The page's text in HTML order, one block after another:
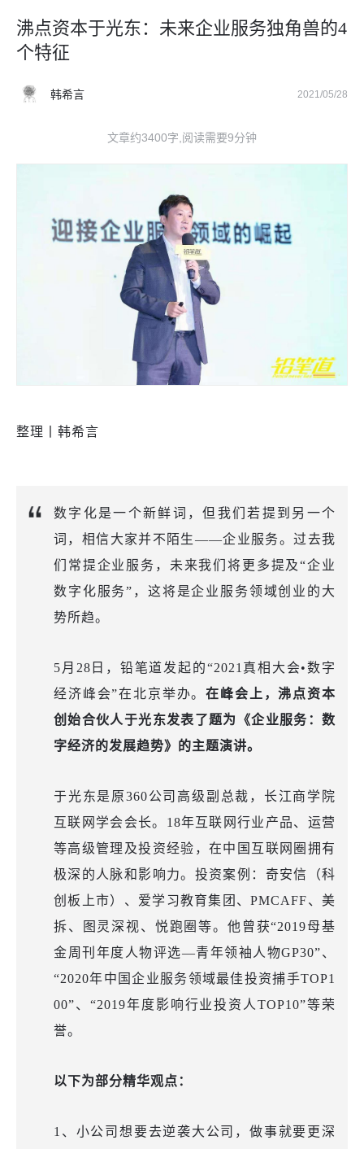
沸点资本于光东：未来企业服务独角兽的4
个特征
韩希言 2021/05/28
文章约3400字,阅读需要9分钟
整理丨韩希言
数字化是一个新鲜词，但我们若提到另一个
词，相信大家并不陌生——企业服务。过去我
们常提企业服务，未来我们将更多提及“企业
数字化服务” ，这将是企业服务领域创业的 大
势所趋。
5月28日，铅笔道发起的“2021真相大会•数字
经济峰会”在北京举办。在峰会上，沸点资本
创始合伙人于光东发表了题为《企业服务：数
字经济的发展趋势》的主题演讲。
于光东是原360公司高级副总裁，长江商学院
互联网学会会长。18年互联网行业产品、运营
等高级管理及投资经验，在中国互联网圈拥有
极深的人脉和影响力。投资案例：奇安信（科
创板上市）、爱学习教育集团、PMCAFF、美
拆、图灵深视、悦跑圈等。他曾获“2019母基
金周刊年度人物评选—青年领袖人物GP30”、
“2020年中国企业服务领域最佳投资捕手TOP1
00”、“2019年度影响行业投资人TOP10”等荣
誉。
以下为部分精华观点：
1、小公司想要去逆袭大公司，做事就要更深